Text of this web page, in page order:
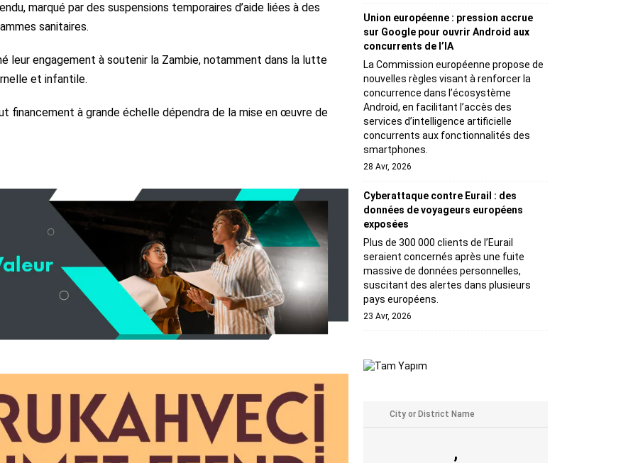
marqué par des suspensions temporaires d’aide liées à des
sanitaires.
leur engagement à soutenir la Zambie, notamment dans la lutte
et infantile.
financement à grande échelle dépendra de la mise en œuvre de
Union européenne : pression accrue
sur Google pour ouvrir Android aux
concurrents de l’IA
La Commission européenne propose de
nouvelles règles visant à renforcer la
concurrence dans l’écosystème
Android, en facilitant l’accès des
services d’intelligence artificielle
concurrents aux fonctionnalités des
smartphones.
28 Avr, 2026
Cyberattaque contre Eurail : des
données de voyageurs européens
exposées
Plus de 300 000 clients de l’Eurail
seraient concernés après une fuite
massive de données personnelles,
suscitant des alertes dans plusieurs
pays européens.
23 Avr, 2026
,